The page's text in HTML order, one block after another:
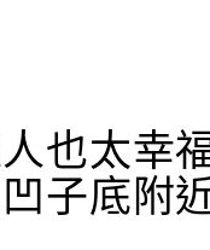
也太幸
子底附